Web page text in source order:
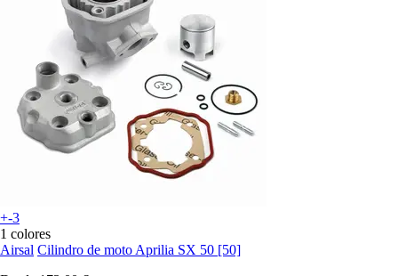
+-3
1 colores
Airsal Cilindro de moto Aprilia SX 50 [50]